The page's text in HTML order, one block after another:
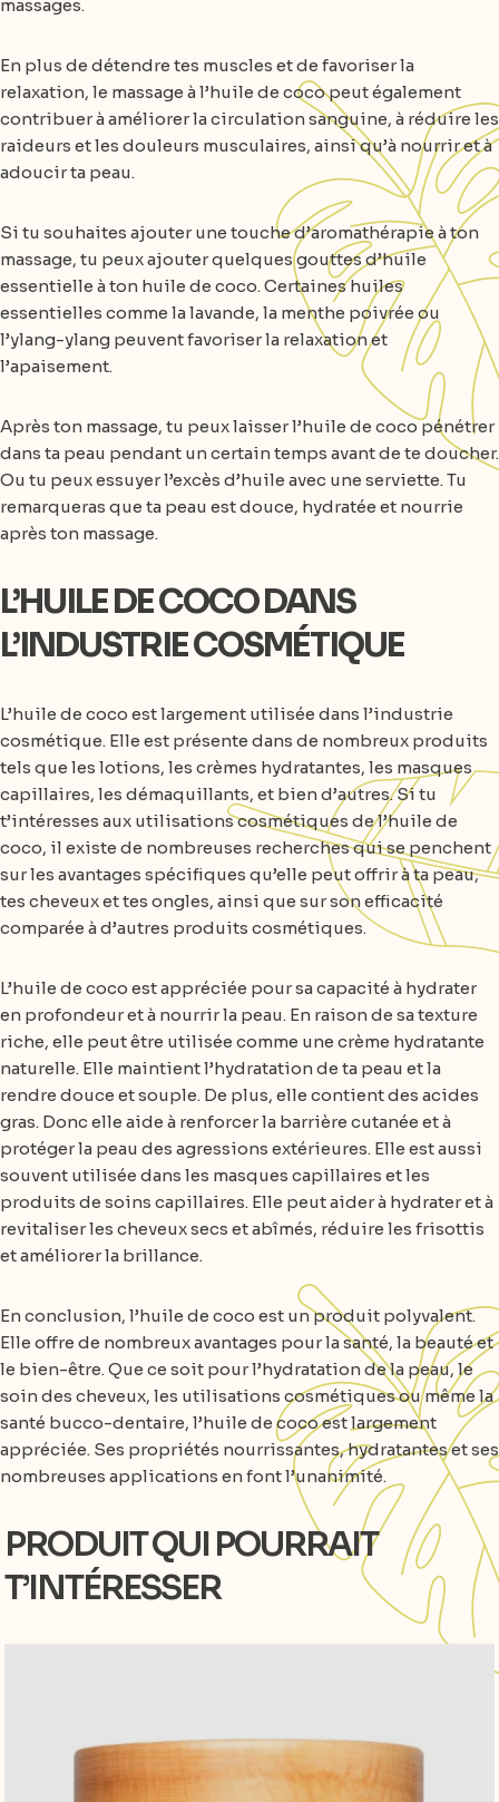
massages.
En plus de détendre tes muscles et de favoriser la
relaxation, le massage à l’huile de coco peut également
contribuer à améliorer la circulation sanguine, à réduire les
raideurs et les douleurs musculaires, ainsi qu’à nourrir et à
adoucir ta peau.
Si tu souhaites ajouter une touche d’aromathérapie à ton
massage, tu peux ajouter quelques gouttes d’huile
essentielle à ton huile de coco. Certaines huiles
essentielles comme la lavande, la menthe poivrée ou
l’ylang-ylang peuvent favoriser la relaxation et
l’apaisement.
Après ton massage, tu peux laisser l’huile de coco pénétrer
dans ta peau pendant un certain temps avant de te doucher.
Ou tu peux essuyer l’excès d’huile avec une serviette. Tu
remarqueras que ta peau est douce, hydratée et nourrie
après ton massage.
L’HUILE DE COCO DANS
L’INDUSTRIE COSMÉTIQUE
L’huile de coco est largement utilisée dans l’industrie
cosmétique. Elle est présente dans de nombreux produits
tels que les lotions, les crèmes hydratantes, les masques
capillaires, les démaquillants, et bien d’autres. Si tu
t’intéresses aux utilisations cosmétiques de l’huile de
coco, il existe de nombreuses recherches qui se penchent
sur les avantages spécifiques qu’elle peut offrir à ta peau,
tes cheveux et tes ongles, ainsi que sur son efficacité
comparée à d’autres produits cosmétiques.
L’huile de coco est appréciée pour sa capacité à hydrater
en profondeur et à nourrir la peau. En raison de sa texture
riche, elle peut être utilisée comme une crème hydratante
naturelle. Elle maintient l’hydratation de ta peau et la
rendre douce et souple. De plus, elle contient des acides
gras. Donc elle aide à renforcer la barrière cutanée et à
protéger la peau des agressions extérieures. Elle est aussi
souvent utilisée dans les masques capillaires et les
produits de soins capillaires. Elle peut aider à hydrater et à
revitaliser les cheveux secs et abîmés, réduire les frisottis
et améliorer la brillance.
En conclusion, l’huile de coco est un produit polyvalent.
Elle offre de nombreux avantages pour la santé, la beauté et
le bien-être. Que ce soit pour l’hydratation de la peau, le
soin des cheveux, les utilisations cosmétiques ou même la
santé bucco-dentaire, l’huile de coco est largement
appréciée. Ses propriétés nourrissantes, hydratantes et ses
nombreuses applications en font l’unanimité.
PRODUIT QUI POURRAIT
T’INTÉRESSER